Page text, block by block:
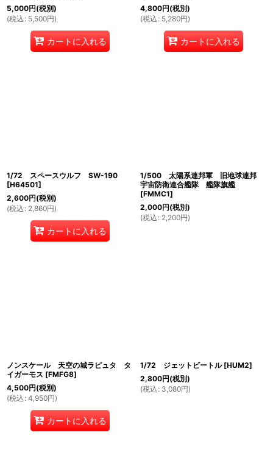
5,000円(税別)
(税込 : 5,500円)
カートに入れる
4,800円(税別)
(税込 : 5,280円)
カートに入れる
1/72 スペースウルフ SW-190
[H64501]
2,600円(税別)
(税込 : 2,860円)
カートに入れる
1/500 太陽系連邦軍 旧地球連邦
宇宙防衛連合艦隊 艦隊旗艦
[FMMC1]
2,000円(税別)
(税込 : 2,200円)
ノンスケール 天空の城ラピュタ タ
イガーモス [FMFG8]
4,500円(税別)
(税込 : 4,950円)
カートに入れる
1/72 ジェットビートル [HUM2]
2,800円(税別)
(税込 : 3,080円)